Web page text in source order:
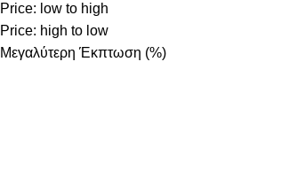
Price: low to high
Price: high to low
Μεγαλύτερη Έκπτωση (%)